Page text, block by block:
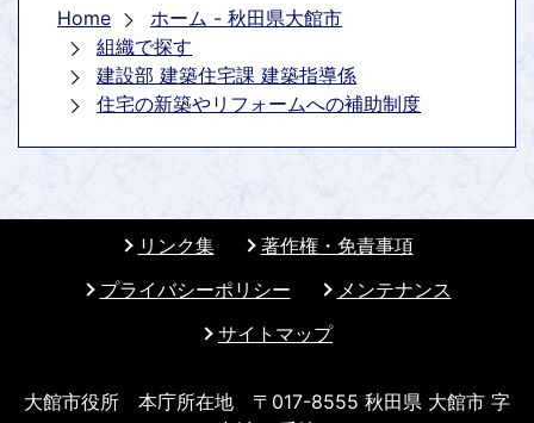
Home
ホーム - 秋田県大館市
組織で探す
建設部 建築住宅課 建築指導係
住宅の新築やリフォームへの補助制度
リンク集
著作権・免責事項
プライバシーポリシー
メンテナンス
サイトマップ
大館市役所 本庁所在地 〒017-8555 秋田県 大館市 字